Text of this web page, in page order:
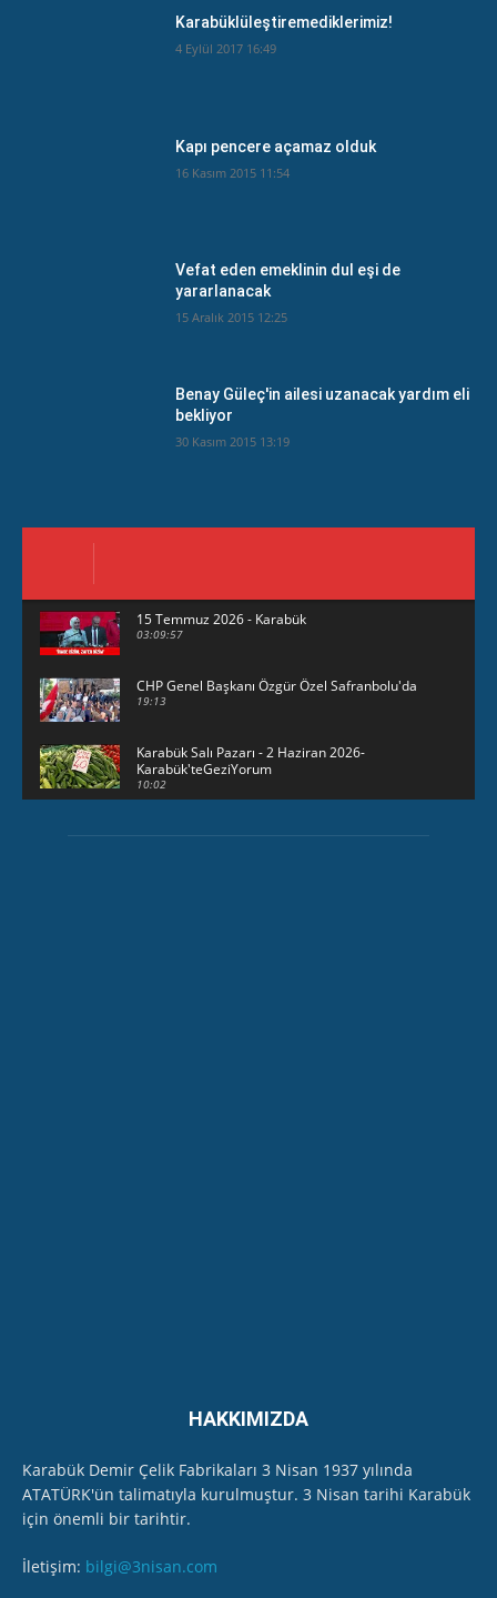
Karabüklüleştiremediklerimiz!
4 Eylül 2017 16:49
Kapı pencere açamaz olduk
16 Kasım 2015 11:54
Vefat eden emeklinin dul eşi de
yararlanacak
15 Aralık 2015 12:25
Benay Güleç'in ailesi uzanacak yardım eli
bekliyor
30 Kasım 2015 13:19
15 Temmuz 2026 - Karabük
03:09:57
CHP Genel Başkanı Özgür Özel Safranbolu'da
19:13
Karabük Salı Pazarı - 2 Haziran 2026-
Karabük'teGeziYorum
10:02
KarabükteGeziYorum
HAKKIMIZDA
Karabük Demir Çelik Fabrikaları 3 Nisan 1937 yılında
ATATÜRK'ün talimatıyla kurulmuştur. 3 Nisan tarihi Karabük
için önemli bir tarihtir.
İletişim: bilgi@3nisan.com